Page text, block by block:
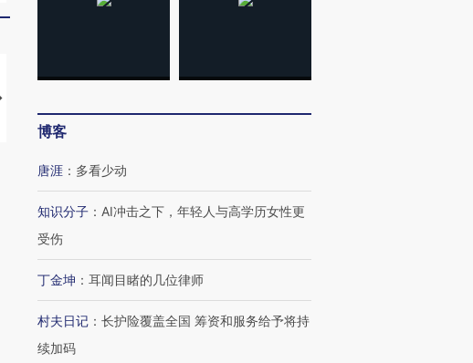
【推广】走进第四届链博
会，让数智科技“链”接产
【特别呈现】寻找100种
CFO：不靠规模取胜，华
博客
唐涯 ： 多看少动
知识分子 ： AI冲击之下，年轻人与高学历女性更
受伤
丁金坤 ： 耳闻目睹的几位律师
村夫日记 ： 长护险覆盖全国 筹资和服务给予将持
续加码